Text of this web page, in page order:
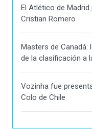
El Atlético de
Cristian Romero
Masters de Canadá:
de la clasificación a
Vozinha fue
Colo de Chile